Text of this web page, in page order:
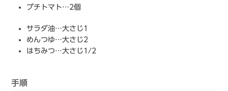
プチトマト…2個
サラダ油…大さじ1
めんつゆ…大さじ2
はちみつ…大さじ1/2
手順